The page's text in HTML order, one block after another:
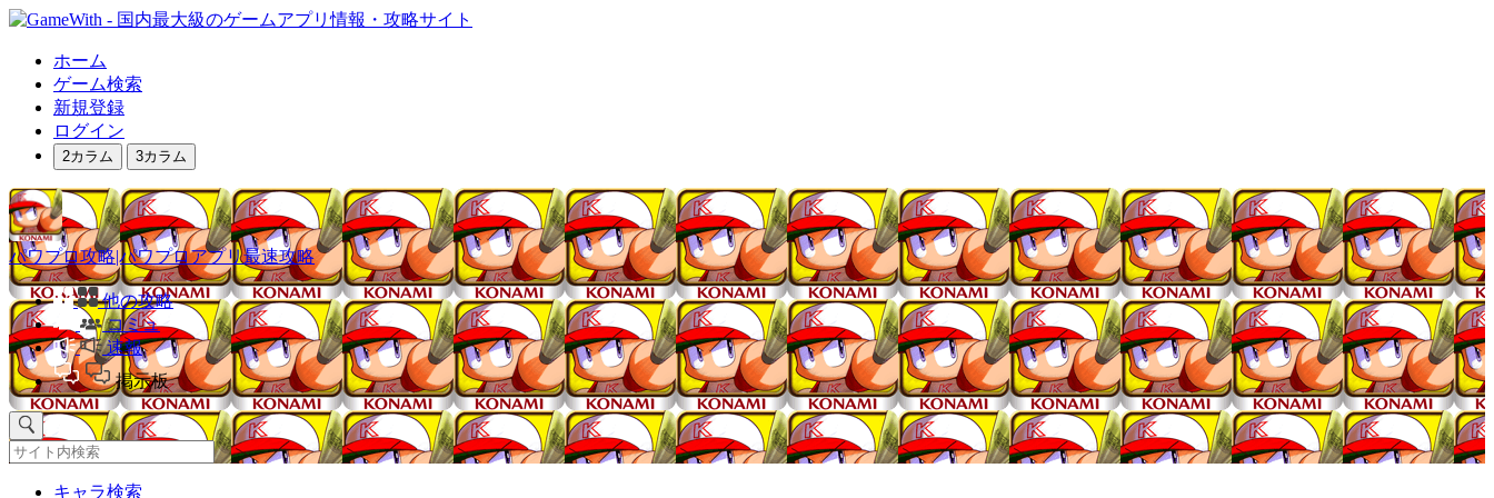
ホーム
ゲーム検索
新規登録
ログイン
2カラム 3カラム
パワプロ攻略|パワプロアプリ最速攻略
他の攻略
コミュ
速報
掲示板
キャラ検索